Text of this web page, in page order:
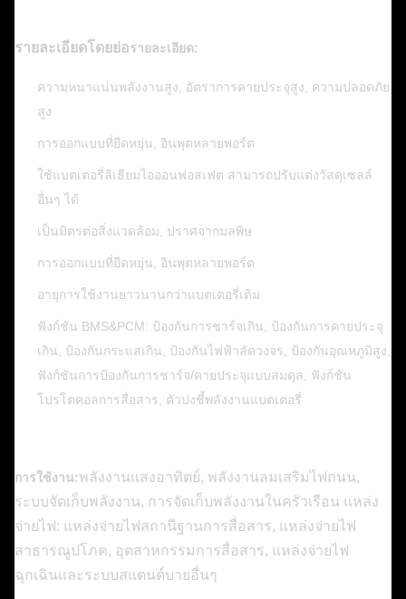
รายละเอียดโดยย่อรายละเอียด:
ความหนาแน่นพลังงานสูง, อัตราการคายประจุสูง, ความปลอดภัย
สูง
การออกแบบที่ยืดหยุ่น, อินพุตหลายพอร์ต
ใช้แบตเตอรี่ลิเธียมไอออนฟอสเฟต สามารถปรับแต่งวัสดุเซลล์
อื่นๆ ได้
เป็นมิตรต่อสิ่งแวดล้อม, ปราศจากมลพิษ
การออกแบบที่ยืดหยุ่น, อินพุตหลายพอร์ต
อายุการใช้งานยาวนานกว่าแบตเตอรี่เดิม
ฟังก์ชัน BMS&PCM: ป้องกันการชาร์จเกิน, ป้องกันการคายประจุ
เกิน, ป้องกันกระแสเกิน, ป้องกันไฟฟ้าลัดวงจร, ป้องกันอุณหภูมิสูง,
ฟังก์ชันการป้องกันการชาร์จ/คายประจุแบบสมดุล, ฟังก์ชัน
โปรโตคอลการสื่อสาร, ตัวบ่งชี้พลังงานแบตเตอรี่
การใช้งาน:​​​พลังงานแสงอาทิตย์, พลังงานลมเสริมไฟถนน,
ระบบจัดเก็บพลังงาน, การจัดเก็บพลังงานในครัวเรือน แหล่ง
จ่ายไฟ: แหล่งจ่ายไฟสถานีฐานการสื่อสาร, แหล่งจ่ายไฟ
สาธารณูปโภค, อุตสาหกรรมการสื่อสาร, แหล่งจ่ายไฟ
ฉุกเฉินและระบบสแตนด์บายอื่นๆ